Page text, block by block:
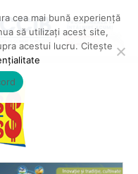
cea mai bună experiență
să utilizați acest site,
acestui lucru. Citește